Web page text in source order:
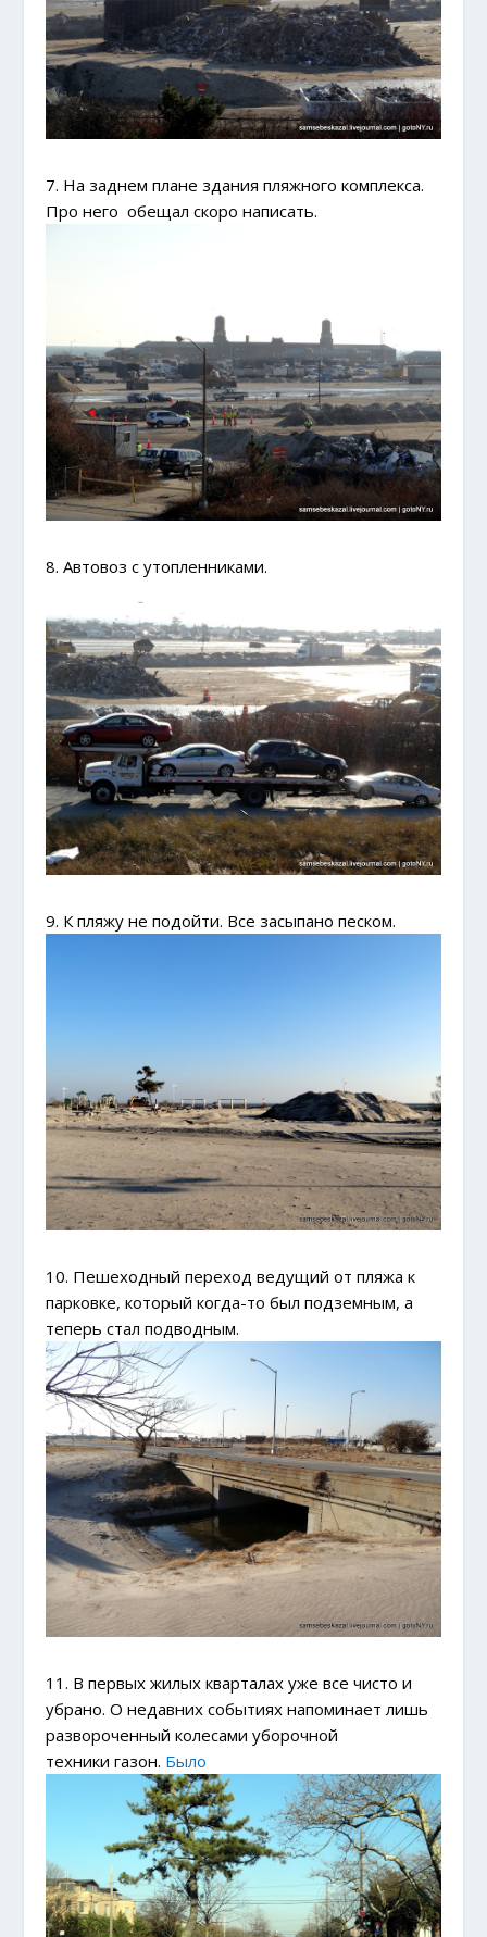
7. На заднем плане здания пляжного комплекса.
Про него обещал скоро написать.
8. Автовоз с утопленниками.
9. К пляжу не подойти. Все засыпано песком.
10. Пешеходный переход ведущий от пляжа к
парковке, который когда-то был подземным, а
теперь стал подводным.
11. В первых жилых кварталах уже все чисто и
убрано. О недавних событиях напоминает лишь
развороченный колесами уборочной
техники газон. Было